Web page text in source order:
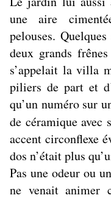
une aire
pelouses.
deux grands
s’appelait la villa
piliers de part et
qu’un numéro sur
de céramique avec
accent circonflexe
dos n’était plus
Pas une odeur ou
ne venait animer